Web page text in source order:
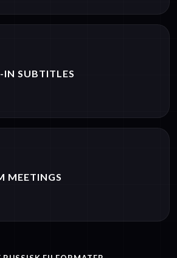
IN SUBTITLES
MEETINGS